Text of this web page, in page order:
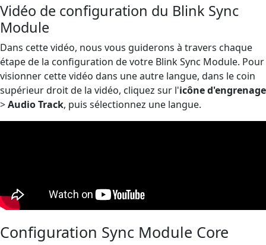
Vidéo de configuration du Blink Sync
Module
Dans cette vidéo, nous vous guiderons à travers chaque
étape de la configuration de votre Blink Sync Module. Pour
visionner cette vidéo dans une autre langue, dans le coin
supérieur droit de la vidéo, cliquez sur l'icône d'engrenage
>Audio Track, puis sélectionnez une langue.
Configuration Sync Module Core